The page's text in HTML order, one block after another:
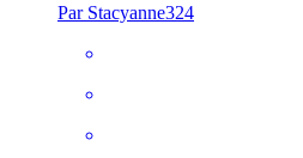
Par Stacyanne324